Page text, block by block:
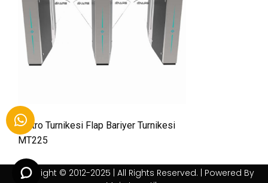
Metro Turnikesi Flap Bariyer Turnikesi
MT225
Copyright © 2012-2025 | All Rights Reserved. | Powered By